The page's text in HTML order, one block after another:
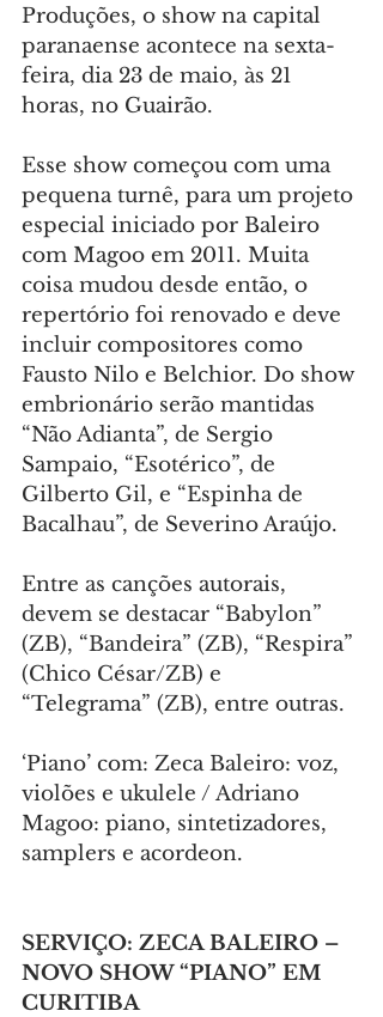
Produções, o show na capital
paranaense acontece na sexta-
feira, dia 23 de maio, às 21
horas, no Guairão.
Esse show começou com uma
pequena turnê, para um projeto
especial iniciado por Baleiro
com Magoo em 2011. Muita
coisa mudou desde então, o
repertório foi renovado e deve
incluir compositores como
Fausto Nilo e Belchior. Do show
embrionário serão mantidas
“Não Adianta”, de Sergio
Sampaio, “Esotérico”, de
Gilberto Gil, e “Espinha de
Bacalhau”, de Severino Araújo.
Entre as canções autorais,
devem se destacar “Babylon”
(ZB), “Bandeira” (ZB), “Respira”
(Chico César/ZB) e
“Telegrama” (ZB), entre outras.
‘Piano’ com: Zeca Baleiro: voz,
violões e ukulele / Adriano
Magoo: piano, sintetizadores,
samplers e acordeon.
SERVIÇO: ZECA BALEIRO –
NOVO SHOW “PIANO” EM
CURITIBA